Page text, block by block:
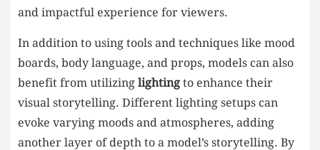
and ⁣impactful experience for viewers.
In addition to using tools and techniques like ⁤mood
boards, body language, and props, models can also
benefit from ⁢utilizing lighting to enhance their
visual storytelling. Different lighting setups can
evoke⁣ varying moods and atmospheres,⁤ adding
‌another layer of depth‌ to a model’s storytelling. By